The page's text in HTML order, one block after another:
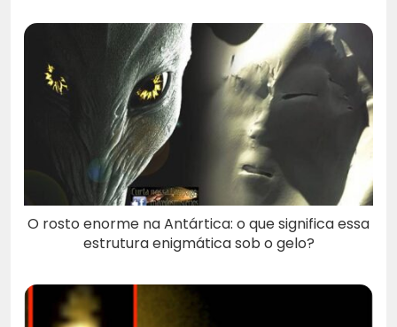
O rosto enorme na Antártica: o que significa essa
estrutura enigmática sob o gelo?